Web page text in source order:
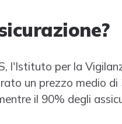
l'Istituto per la
un prezzo medio di
il 90% degli